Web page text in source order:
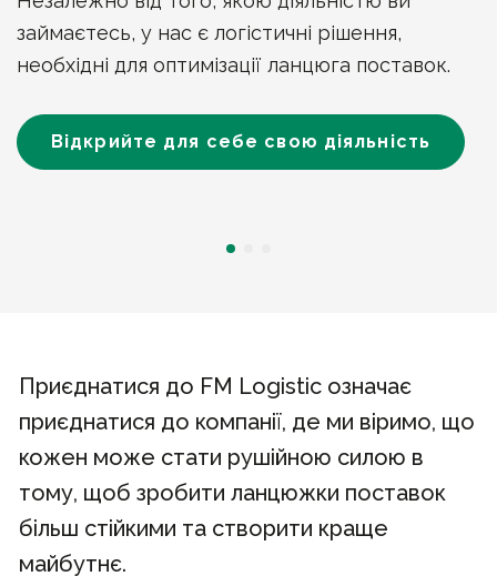
займаєтесь, у нас є логістичні рішення,
необхідні для оптимізації ланцюга поставок.
Відкрийте для себе свою діяльність
Приєднатися до FM Logistic означає
приєднатися до компанії, де ми віримо, що
кожен може стати рушійною силою в
тому, щоб зробити ланцюжки поставок
більш стійкими та створити краще
майбутнє.